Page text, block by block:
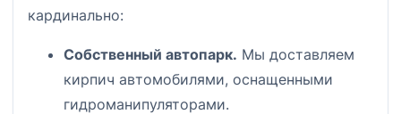
кардинально:
Собственный автопарк. Мы доставляем
кирпич автомобилями, оснащенными
гидроманипуляторами.